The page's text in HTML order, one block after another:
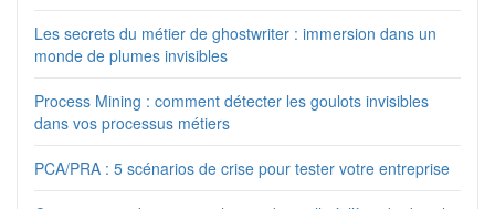
Les secrets du métier de ghostwriter : immersion dans un
monde de plumes invisibles
Process Mining : comment détecter les goulots invisibles
dans vos processus métiers
PCA/PRA : 5 scénarios de crise pour tester votre entreprise